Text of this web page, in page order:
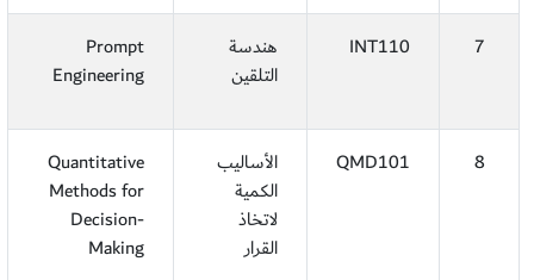
7
INT110
هندسة
التلقين
Prompt
Engineering
8
QMD101
الأساليب
الكمية
لاتخاذ
القرار
Quantitative
Methods for
Decision-
Making